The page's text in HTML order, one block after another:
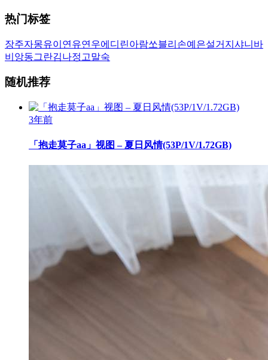
热门标签
장주자몽유이 연유연우에디린아람쏘블리 손예은설거지 샤니 바
비앙동그란김나정 고말숙
随机推荐
3年前
「抱走莫子aa」视图 – 夏日风情(53P/1V/1.72GB)